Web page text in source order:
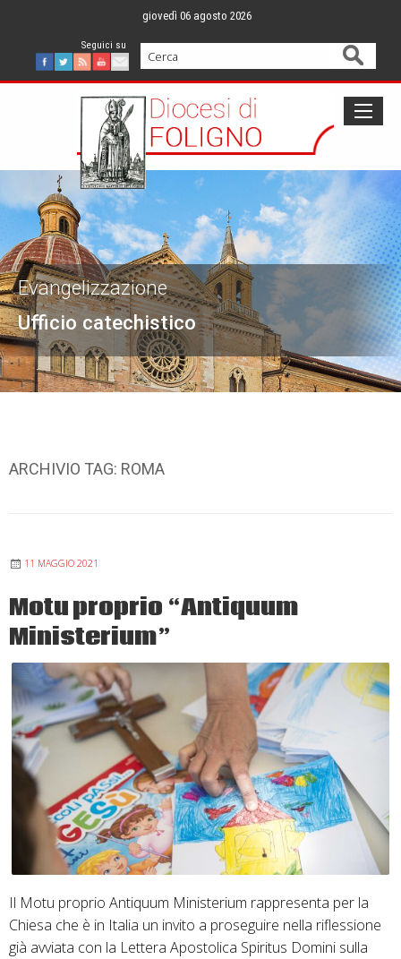
content
giovedì 06 agosto 2026
Facebook
Twitter
FeedYoutube
Mail
Cerca
Ufficio catechistico
Evangelizzazione
ARCHIVIO TAG: ROMA
11 MAGGIO 2021
Motu proprio “Antiquum
Ministerium”
Il Motu proprio Antiquum Ministerium rappresenta per la
Chiesa che è in Italia un invito a proseguire nella riflessione
già avviata con la Lettera Apostolica Spiritus Domini sulla